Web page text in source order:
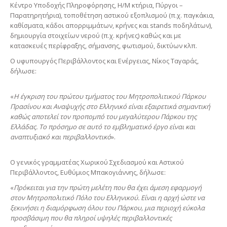
Κέντρο Υποδοχής Πληροφόρησης, Η/Μ κτήρια, Πύργοι –
Παρατηρητήρια), τοποθέτηση αστικού εξοπλισμού (π.χ. παγκάκια,
καθίσματα, κάδοι απορριμμάτων, κρήνες και stands ποδηλάτων),
δημιουργία στοιχείων νερού (π.χ. κρήνες) καθώς και με
κατασκευές περίφραξης, σήμανσης, φωτισμού, δικτύων κλπ.
Ο υφυπουργός Περιβάλλοντος και Ενέργειας, Νίκος Ταγαράς,
δήλωσε:
«Η έγκριση του πρώτου τμήματος του Μητροπολιτικού Πάρκου
Πρασίνου και Αναψυχής στο Ελληνικό είναι εξαιρετικά σημαντική
καθώς αποτελεί τον προπομπό του μεγαλύτερου Πάρκου της
Ελλάδας. Το πρόσημο σε αυτό το εμβληματικό έργο είναι και
αναπτυξιακό και περιβαλλοντικό».
Ο γενικός γραμματέας Χωρικού Σχεδιασμού και Αστικού
Περιβάλλοντος, Ευθύμιος Μπακογιάννης, δήλωσε:
«Πρόκειται για την πρώτη μελέτη που θα έχει άμεση εφαρμογή
στον Μητροπολιτικό Πόλο του Ελληνικού. Είναι η αρχή ώστε να
ξεκινήσει η διαμόρφωση όλου του Πάρκου, μια περιοχή εύκολα
προσβάσιμη που θα πληροί υψηλές περιβαλλοντικές